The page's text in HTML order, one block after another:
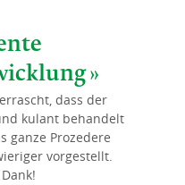
dass der
kulant behandelt
ganze Prozedere
vorgestellt.